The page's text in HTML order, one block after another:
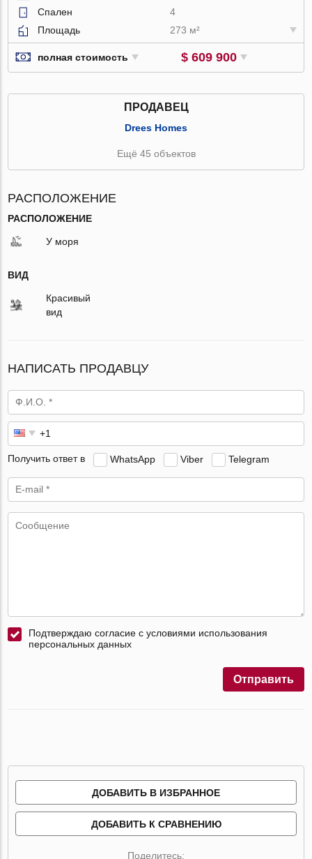
Спален
4
Площадь
273 м²
полная стоимость $ 609 900
ПРОДАВЕЦ
Drees Homes
Ещё 45 объектов
РАСПОЛОЖЕНИЕ
РАСПОЛОЖЕНИЕ
У моря
ВИД
Красивый
вид
НАПИСАТЬ ПРОДАВЦУ
Получить ответ в WhatsApp Viber Telegram
Подтверждаю согласие с условиями использования
персональных данных
Отправить
ДОБАВИТЬ В ИЗБРАННОЕ
ДОБАВИТЬ К СРАВНЕНИЮ
Поделитесь: